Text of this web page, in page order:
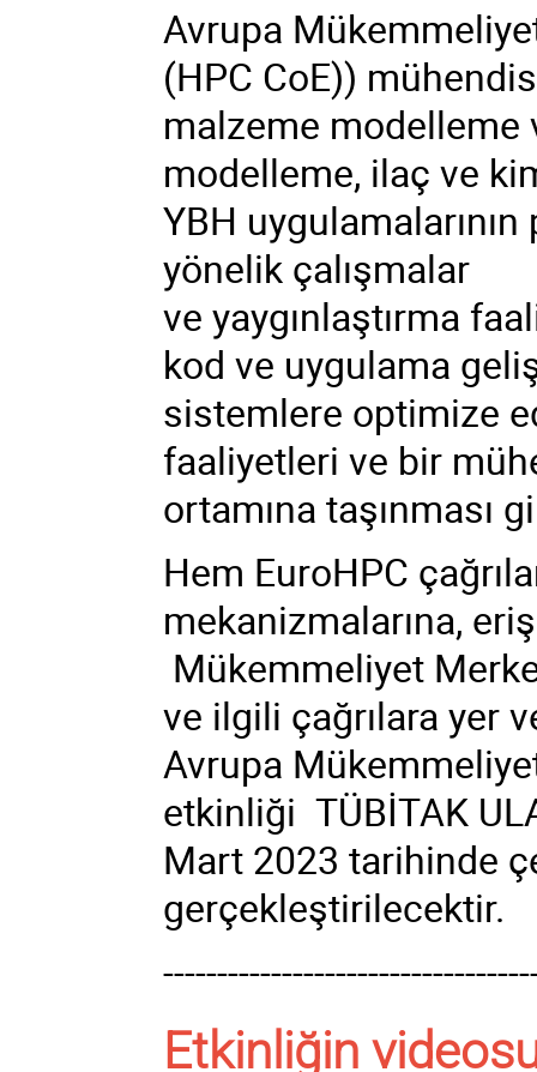
Avrupa
(HPC CoE))
malzeme modelleme
modelleme, ilaç ve
YBH
yönelik çalışmalar
ve yaygınlaştırma
kod ve uygulama
sistemlere optimize
faaliyetleri ve bir
ortamına taşınması
Hem EuroHPC
mekanizmalarına,
Mükemmeliyet
ve ilgili çağrılara yer
Avrupa
etkinliği TÜBİTAK
Mart 2023 tarihinde
gerçekleştirilecektir.
Etkinliğin